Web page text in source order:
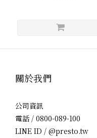
關於我們
公司資訊
電話 / 0800-089-100
LINE ID / @presto.tw